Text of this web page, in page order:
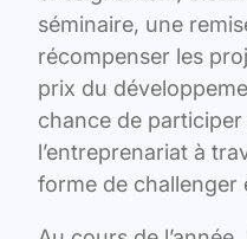
séminaire, une
récompenser les
prix du
chance de
l’entreprenariat à
forme de challenger